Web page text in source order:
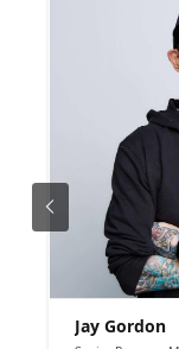
Jay Gordon